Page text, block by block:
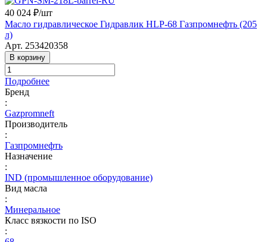
40 024 ₽/шт
Масло гидравлическое Гидравлик HLP-68 Газпромнефть (205
л)
Арт. 253420358
В корзину
Подробнее
Бренд
:
Gazpromneft
Производитель
:
Газпромнефть
Назначение
:
IND (промышленное оборудование)
Вид масла
:
Минеральное
Класс вязкости по ISO
: